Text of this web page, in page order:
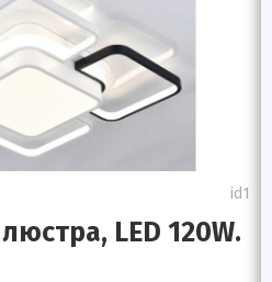
id1
LED 120W.